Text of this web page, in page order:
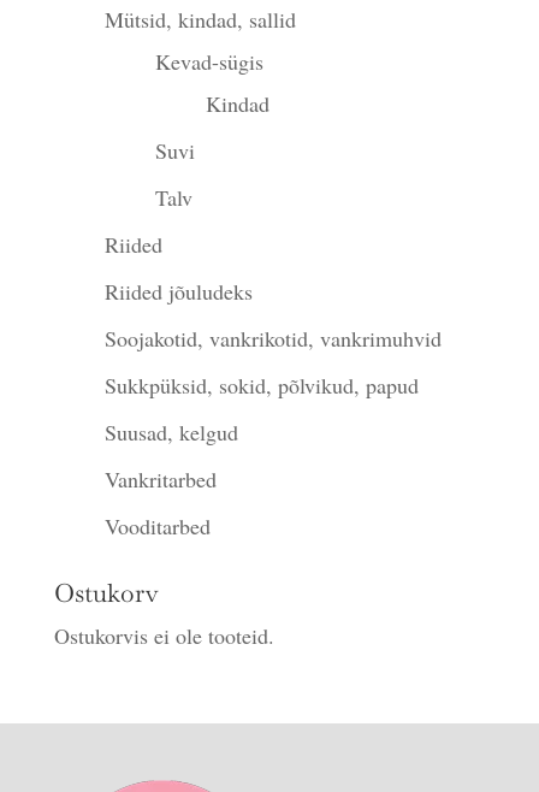
Mütsid, kindad, sallid
Kevad-sügis
Kindad
Suvi
Talv
Riided
Riided jõuludeks
Soojakotid, vankrikotid, vankrimuhvid
Sukkpüksid, sokid, põlvikud, papud
Suusad, kelgud
Vankritarbed
Vooditarbed
Ostukorv
Ostukorvis ei ole tooteid.